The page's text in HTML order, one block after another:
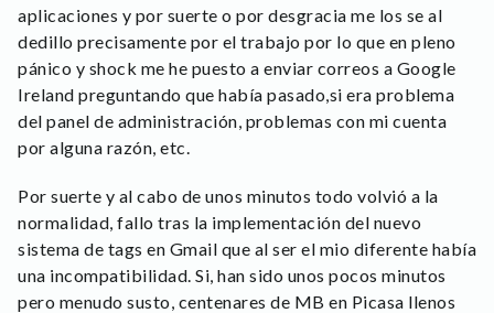
aplicaciones y por suerte o por desgracia me los se al
dedillo precisamente por el trabajo por lo que en pleno
pánico y shock me he puesto a enviar correos a Google
Ireland preguntando que había pasado,si era problema
del panel de administración, problemas con mi cuenta
por alguna razón, etc.
Por suerte y al cabo de unos minutos todo volvió a la
normalidad, fallo tras la implementación del nuevo
sistema de tags en Gmail que al ser el mio diferente había
una incompatibilidad. Si, han sido unos pocos minutos
pero menudo susto, centenares de MB en Picasa llenos